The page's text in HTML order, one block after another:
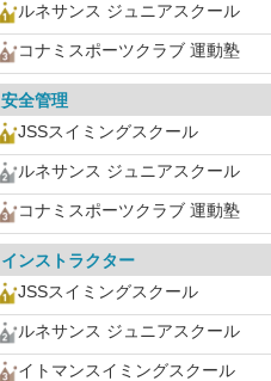
ルネサンス ジュニアスクール
コナミスポーツクラブ 運動塾
安全管理
JSSスイミングスクール
ルネサンス ジュニアスクール
コナミスポーツクラブ 運動塾
インストラクター
JSSスイミングスクール
ルネサンス ジュニアスクール
イトマンスイミングスクール